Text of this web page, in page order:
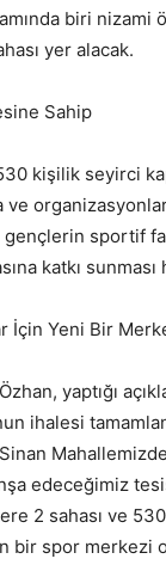
biri nizami
yer alacak.
Sahip
kişilik seyirci
ve
gençlerin sportif
katkı
İçin Yeni Bir
yaptığı
ihalesi
edeceğimiz
2 sahası ve
bir spor merkezi